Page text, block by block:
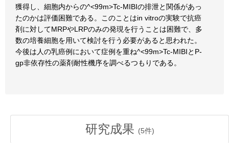
獲得し、細胞内からの^<99m>Tc-MIBIの排泄と関係があっ
たのかは評価困難である。このことはin vitroの実験で抗癌
剤に対してMRPやLRPのみの発現を行うことは困難で、多
数の培養細胞を用いて検討を行う必要があると思われた。
今後は人の乳癌例において症例を重ね^<99m>Tc-MIBIとP-
gp非依存性の薬剤耐性機序を調べるつもりである。
研究成果 (5件)